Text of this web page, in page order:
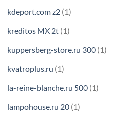
kdeport.com z2 (1)
kreditos MX 2t (1)
kuppersberg-store.ru 300 (1)
kvatroplus.ru (1)
la-reine-blanche.ru 500 (1)
lampohouse.ru 20 (1)